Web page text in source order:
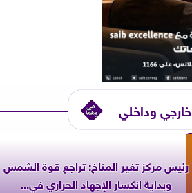
خارجي وداخلي
رئيس مركز تغير المناخ: تراجع قوة الشمس
وبداية انكسار الإجهاد الحراري في...